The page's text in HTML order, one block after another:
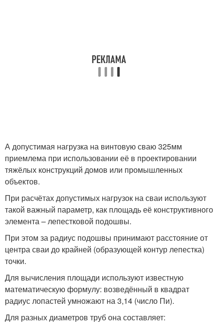
А допустимая нагрузка на винтовую сваю 325мм
приемлема при использовании её в проектировании
тяжёлых конструкций домов или промышленных
объектов.
При расчётах допустимых нагрузок на сваи используют
такой важный параметр, как площадь её конструктивного
элемента – лепестковой подошвы.
При этом за радиус подошвы принимают расстояние от
центра сваи до крайней (образующей контур лепестка)
точки.
Для вычисления площади используют известную
математическую формулу: возведённый в квадрат
радиус лопастей умножают на 3,14 (число Пи).
Для разных диаметров труб она составляет: